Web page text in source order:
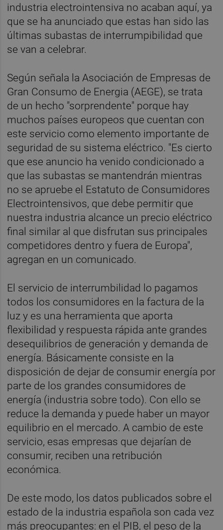
industria electrointensiva no acaban aquí, ya
que se ha anunciado que estas han sido las
últimas subastas de interrumpibilidad que
se van a celebrar.
Según señala la Asociación de Empresas de
Gran Consumo de Energia (AEGE), se trata
de un hecho "sorprendente" porque hay
muchos países europeos que cuentan con
este servicio como elemento importante de
seguridad de su sistema eléctrico. "Es cierto
que ese anuncio ha venido condicionado a
que las subastas se mantendrán mientras
no se apruebe el Estatuto de Consumidores
Electrointensivos, que debe permitir que
nuestra industria alcance un precio eléctrico
final similar al que disfrutan sus principales
competidores dentro y fuera de Europa",
agregan en un comunicado.
El servicio de interrumbilidad lo pagamos
todos los consumidores en la factura de la
luz y es una herramienta que aporta
flexibilidad y respuesta rápida ante grandes
desequilibrios de generación y demanda de
energía. Básicamente consiste en la
disposición de dejar de consumir energía por
parte de los grandes consumidores de
energía (industria sobre todo). Con ello se
reduce la demanda y puede haber un mayor
equilibrio en el mercado. A cambio de este
servicio, esas empresas que dejarían de
consumir, reciben una retribución
económica.
De este modo, los datos publicados sobre el
estado de la industria española son cada vez
más preocupantes: en el PIB, el peso de la